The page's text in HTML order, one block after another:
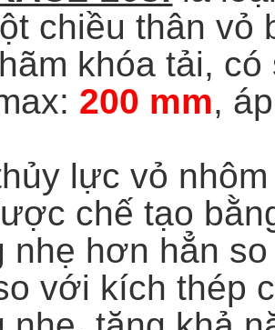
chiều thân vỏ
khóa tải,
200 mm,
lực vỏ
chế tạo
nhẹ hơn hẳn
với kích thép